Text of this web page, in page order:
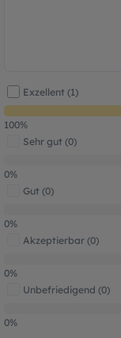
Exzellent (1)
100%
Sehr gut (0)
0%
Gut (0)
0%
Akzeptierbar (0)
0%
Unbefriedigend (0)
0%